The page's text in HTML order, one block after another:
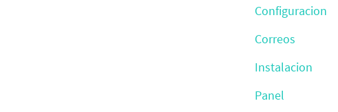
Configuracion
Correos
Instalacion
Panel